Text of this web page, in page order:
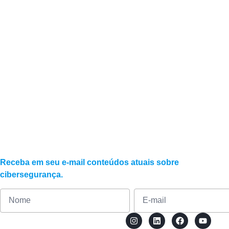
Receba em seu e-mail conteúdos atuais sobre
cibersegurança.